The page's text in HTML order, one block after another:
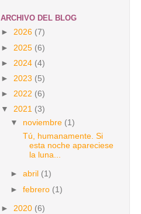
ARCHIVO DEL BLOG
► 2026 (7)
► 2025 (6)
► 2024 (4)
► 2023 (5)
► 2022 (6)
▼ 2021 (3)
▼ noviembre (1)
Tú, humanamente. Si
esta noche apareciese
la luna...
►abril (1)
►febrero (1)
► 2020 (6)